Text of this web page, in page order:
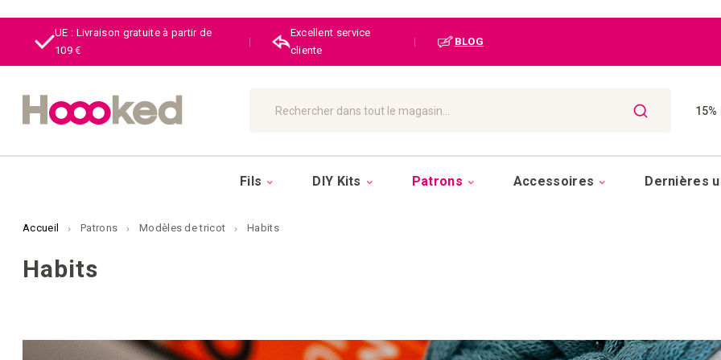
UE : Livraison gratuite à partir de
109 €
|
Excellent service
cliente
| BLOG
Chercher
Fils DIY Kits Patrons Accessoires Dernières
Accueil Patrons Modèles de tricot Habits
Habits